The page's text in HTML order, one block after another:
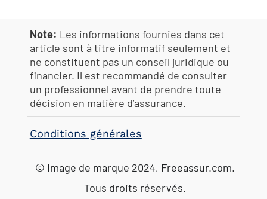
Note: Les informations fournies dans cet
article sont à titre informatif seulement et
ne constituent pas un conseil juridique ou
financier. Il est recommandé de consulter
un professionnel avant de prendre toute
décision en matière d’assurance.
Conditions générales
© Image de marque 2024, Freeassur.com.
Tous droits réservés.